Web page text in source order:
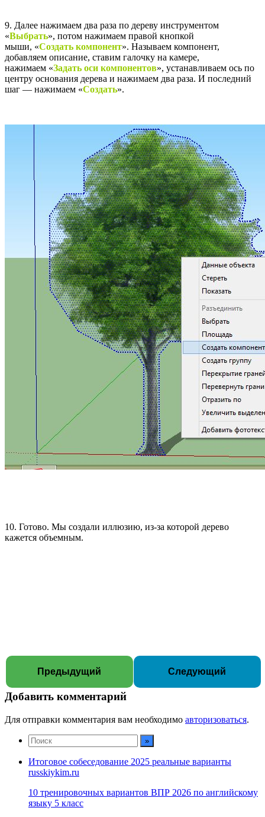
9. Далее нажимаем два раза по дереву инструментом
«Выбрать», потом нажимаем правой кнопкой
мыши, «Создать компонент». Называем компонент,
добавляем описание, ставим галочку на камере,
нажимаем «Задать оси компонентов», устанавливаем ось по
центру основания дерева и нажимаем два раза. И последний
шаг — нажимаем «Создать».
10. Готово. Мы создали иллюзию, из-за которой дерево
кажется объемным.
Предыдущий Следующий
Добавить комментарий
Для отправки комментария вам необходимо авторизоваться.
Итоговое собеседование 2025 реальные варианты
russkiykim.ru
10 тренировочных вариантов ВПР 2026 по английскому
языку 5 класс